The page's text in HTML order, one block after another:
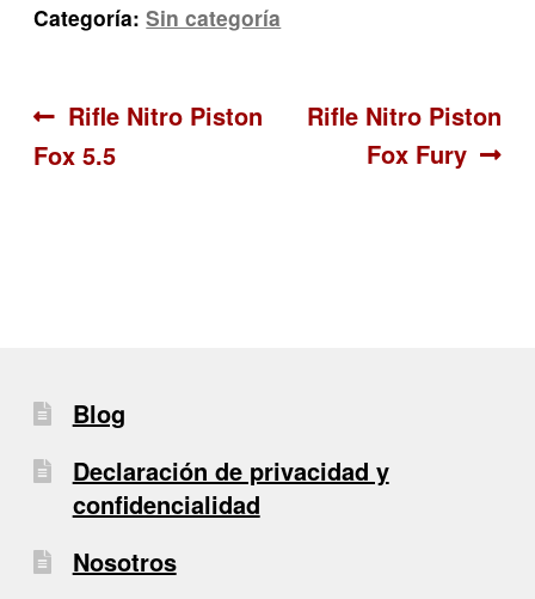
Categoría:Sin categoría
Navegación
de
Anterior:
Rifle Nitro Piston
Fox 5.5
Siguiente:
Rifle Nitro Piston
Fox Fury
Blog
Declaración de privacidad y
confidencialidad
Nosotros